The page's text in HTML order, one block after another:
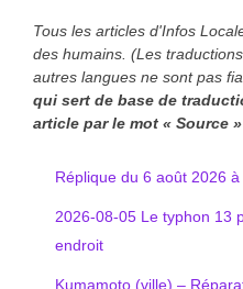
Tous les articles d'Infos
des humains. (Les
autres langues ne sont pas
qui sert de base de
article par le mot « Source
Réplique du 6 août 2026
2026-08-05 Le typhon 13
endroit
Kumamoto (ville) –